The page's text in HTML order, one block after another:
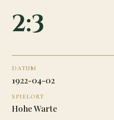
2:3
DATUM
1922-04-02
SPIELORT
Hohe Warte